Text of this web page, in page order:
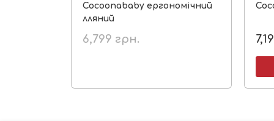
Cocoonababy ергономічний
лляний
6,799 грн.